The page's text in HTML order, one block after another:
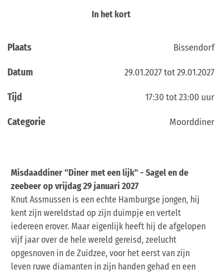
In het kort
Plaats Bissendorf
Datum 29.01.2027 tot 29.01.2027
Tijd 17:30 tot 23:00 uur
Categorie Moorddiner
Misdaaddiner "Diner met een lijk" - Sagel en de
zeebeer op vrijdag 29 januari 2027
Knut Assmussen is een echte Hamburgse jongen, hij
kent zijn wereldstad op zijn duimpje en vertelt
iedereen erover. Maar eigenlijk heeft hij de afgelopen
vijf jaar over de hele wereld gereisd, zeelucht
opgesnoven in de Zuidzee, voor het eerst van zijn
leven ruwe diamanten in zijn handen gehad en een